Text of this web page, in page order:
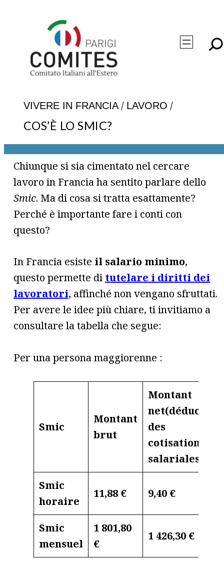
VIVERE IN FRANCIA/ LAVORO /
COS’È LO SMIC?
Chiunque si sia cimentato nel cercare
lavoro in Francia ha sentito parlare dello
Smic. Ma di cosa si tratta esattamente?
Perché è importante fare i conti con
questo?
In Francia esiste il salario minimo,
questo permette di tutelare i diritti dei
lavoratori, affinché non vengano sfruttati.
Per avere le idee più chiare, ti invitiamo a
consultare la tabella che segue:
Per una persona maggiorenne :
Smic
Montant
brut
Montant
net(déduction
des
cotisations
salariales)
Smic
horaire
11,88 € 9,40 €
Smic
mensuel
1 801,80
€
1 426,30 €